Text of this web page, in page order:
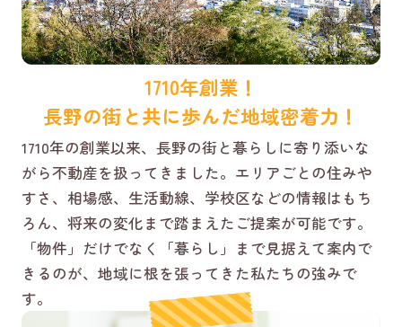
1710年創業！
長野の街と共に歩んだ地域密着力！
1710年の創業以来、長野の街と暮らしに寄り添いな
がら不動産を扱ってきました。エリアごとの住みや
すさ、相場感、生活動線、学校区などの情報はもち
ろん、将来の変化まで踏まえたご提案が可能です。
「物件」だけでなく「暮らし」まで見据えて案内で
きるのが、地域に根を張ってきた私たちの強みで
す。